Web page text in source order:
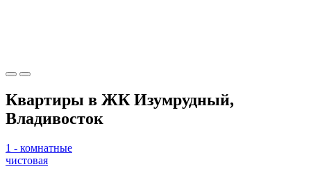
Квартиры в ЖК Изумрудный,
Владивосток
1 - комнатные
чистовая